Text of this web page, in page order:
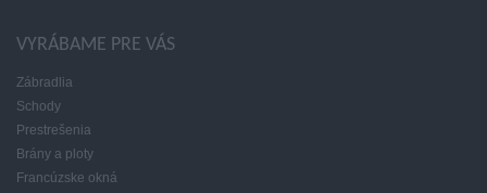
VYRÁBAME PRE VÁS
Zábradlia
Schody
Prestrešenia
Brány a ploty
Francúzske okná